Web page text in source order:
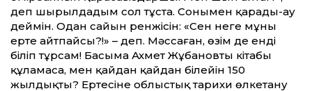
деп шырылдадым сол тұста. Сонымен қарады-ау
деймін. Одан сайын ренжісін: «Сен неге мұны
ерте айтпайсың?!» – деп. Мәссаған, өзім де енді
біліп тұрсам! Басыма Ахмет Жұбановтың кітабы
құламаса, мен қайдан қайдан білейін 150
жылдықты? Ертесіне облыстық тарихи өлкетану